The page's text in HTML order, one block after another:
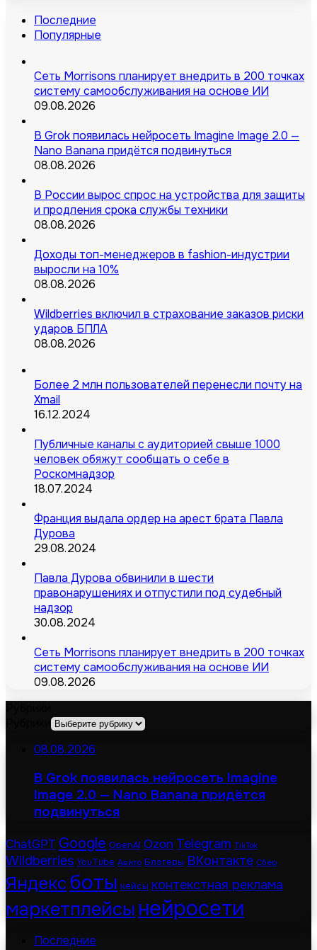
Последние
Популярные
Сеть Morrisons планирует внедрить в 200 точках
систему самообслуживания на основе ИИ
09.08.2026
В Grok появилась нейросеть Imagine Image 2.0 —
Nano Banana придётся подвинуться
08.08.2026
В России вырос спрос на устройства для защиты
и продления срока службы техники
08.08.2026
Доходы топ-менеджеров в fashion-индустрии
выросли на 10%
08.08.2026
Wildberries включил в страхование заказов риски
ударов БПЛА
08.08.2026
Более 2 млн пользователей перенесли почту на
Xmail
16.12.2024
Публичные каналы с аудиторией свыше 1000
человек обяжут сообщать о себе в
Роскомнадзор
18.07.2024
Франция выдала ордер на арест брата Павла
Дурова
29.08.2024
Павла Дурова обвинили в шести
правонарушениях и отпустили под судебный
надзор
30.08.2024
Сеть Morrisons планирует внедрить в 200 точках
систему самообслуживания на основе ИИ
09.08.2026
08.08.2026
В Grok появилась нейросеть Imagine
Image 2.0 — Nano Banana придётся
подвинуться
ChatGPT Google OpenAI Ozon Telegram TikTok
Wildberries YouTube Авито Блогеры ВКонтакте Сбер
Яндексботы кейсы контекстная реклама
маркетплейсы нейросети
Последние